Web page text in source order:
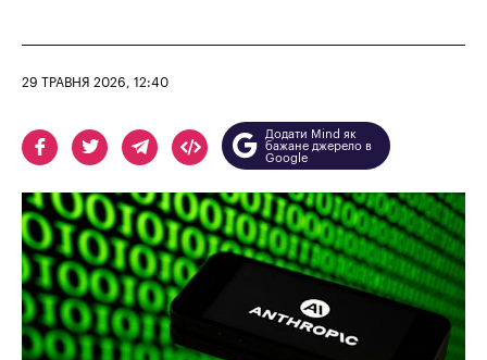
29 ТРАВНЯ 2026, 12:40
Додати Mind як
бажане джерело в
Google